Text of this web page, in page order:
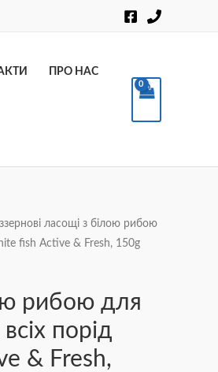
ПРО НАС
ласощі з білою рибою
fish Active & Fresh, 150g
рибою для
порід
& Fresh,